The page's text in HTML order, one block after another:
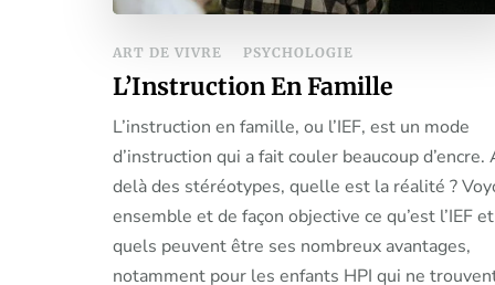
ART DE VIVRE PSYCHOLOGIE
L’Instruction En Famille
L’instruction en famille, ou l’IEF, est un mode
d’instruction qui a fait couler beaucoup d’encre.
delà des stéréotypes, quelle est la réalité ?
ensemble et de façon objective ce qu’est l’IEF et
quels peuvent être ses nombreux avantages,
notamment pour les enfants HPI qui ne